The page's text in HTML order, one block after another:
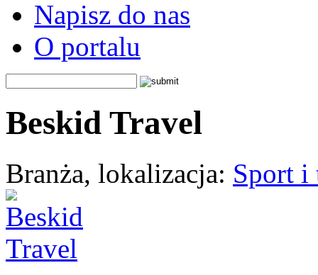
Napisz do nas
O portalu
Beskid Travel
Branża, lokalizacja: Sport i